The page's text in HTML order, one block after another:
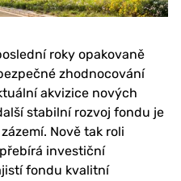
roky opakovaně
zhodnocování
akvizice nových
stabilní rozvoj fondu je
Nově tak roli
investiční
fondu kvalitní